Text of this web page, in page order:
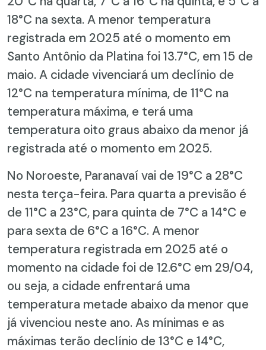
18°C na sexta. A menor temperatura
registrada em 2025 até o momento em
Santo Antônio da Platina foi 13.7°C, em 15 de
maio. A cidade vivenciará um declínio de
12°C na temperatura mínima, de 11°C na
temperatura máxima, e terá uma
temperatura oito graus abaixo da menor já
registrada até o momento em 2025.
No Noroeste, Paranavaí vai de 19°C a 28°C
nesta terça-feira. Para quarta a previsão é
de 11°C a 23°C, para quinta de 7°C a 14°C e
para sexta de 6°C a 16°C. A menor
temperatura registrada em 2025 até o
momento na cidade foi de 12.6°C em 29/04,
ou seja, a cidade enfrentará uma
temperatura metade abaixo da menor que
já vivenciou neste ano. As mínimas e as
máximas terão declínio de 13°C e 14°C,